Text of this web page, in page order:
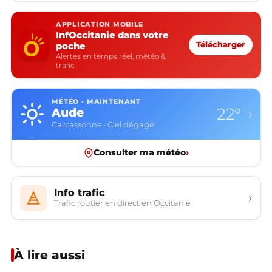
APPLICATION MOBILE
InfOccitanie dans votre
poche
Alertes en temps réel, météo &
trafic
Télécharger
MÉTÉO · MAINTENANT
Aude
Carcassonne · Ciel dégagé
22° ›
Consulter ma météo›
Info trafic
Trafic routier en direct en Occitanie ›
À lire aussi